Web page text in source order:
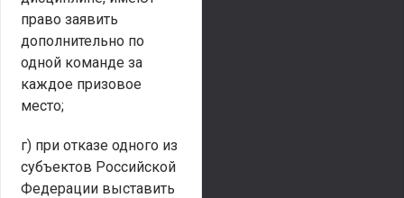
право заявить
дополнительно по
одной команде за
каждое призовое
место;
г) при отказе одного из
субъектов Российской
Федерации выставить